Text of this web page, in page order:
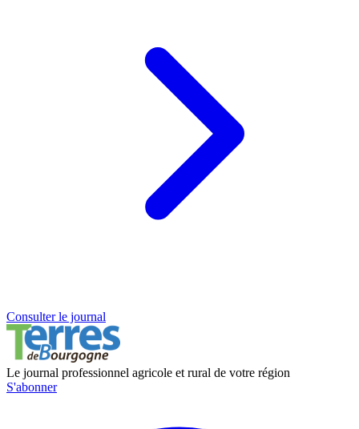
Consulter le journal
Le journal professionnel agricole et rural de votre région
S'abonner